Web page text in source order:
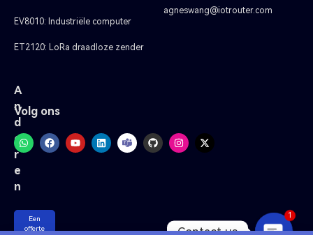
EV8010: Industriële computer
ET2120: LoRa draadloze zender
agneswang@iotrouter.com
A
n
d
e
r
e
n
Een
offerte
Volg ons
Contact us
1